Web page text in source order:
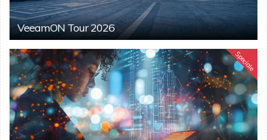
VeeamON Tour 2026
Speciale